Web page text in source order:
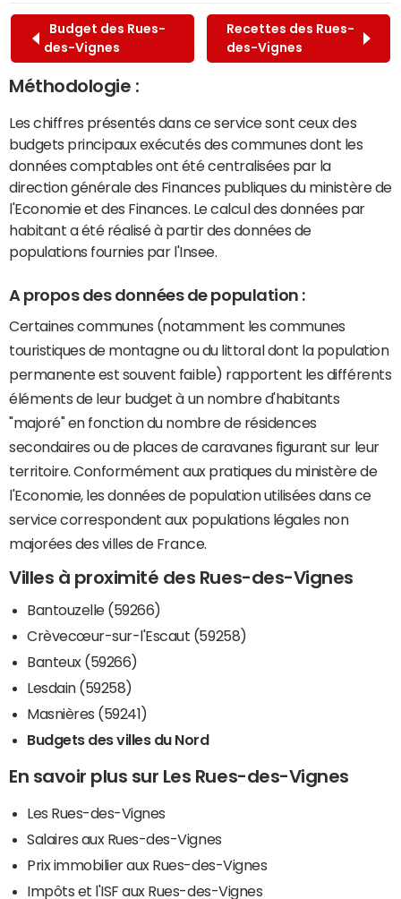
Budget des Rues-
des-Vignes
Recettes des Rues-
des-Vignes
Méthodologie :
Les chiffres présentés dans ce service sont ceux des
budgets principaux exécutés des communes dont les
données comptables ont été centralisées par la
direction générale des Finances publiques du ministère de
l'Economie et des Finances. Le calcul des données par
habitant a été réalisé à partir des données de
populations fournies par l'Insee.
A propos des données de population :
Certaines communes (notamment les communes
touristiques de montagne ou du littoral dont la population
permanente est souvent faible) rapportent les différents
éléments de leur budget à un nombre d'habitants
"majoré" en fonction du nombre de résidences
secondaires ou de places de caravanes figurant sur leur
territoire. Conformément aux pratiques du ministère de
l'Economie, les données de population utilisées dans ce
service correspondent aux populations légales non
majorées des villes de France.
Villes à proximité des Rues-des-Vignes
Bantouzelle (59266)
Crèvecœur-sur-l'Escaut (59258)
Banteux (59266)
Lesdain (59258)
Masnières (59241)
Budgets des villes du Nord
En savoir plus sur Les Rues-des-Vignes
Les Rues-des-Vignes
Salaires aux Rues-des-Vignes
Prix immobilier aux Rues-des-Vignes
Impôts et l'ISF aux Rues-des-Vignes